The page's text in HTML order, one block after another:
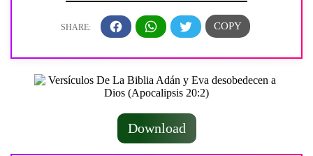
Download